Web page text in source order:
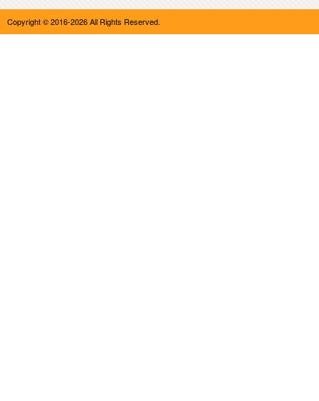
Copyright © 2016-2026 All Rights Reserved.